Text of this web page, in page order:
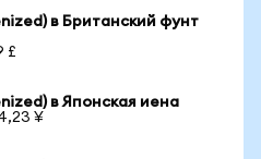
в Британский фунт
£
в Японская иена
¥